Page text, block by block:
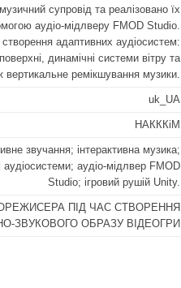
супровід та реалізовано їх
аудіо-мідлверу FMOD Studio.
адаптивних аудіосистем:
динамічні системи вітру та
вертикальне ремікшування музики.
uk_UA
НАКККіМ
звучання; інтерактивна музика;
аудіо-мідлвер FMOD
Studio; ігровий рушій Unity.
ПІД ЧАС СТВОРЕННЯ
ЗВУКОВОГО ОБРАЗУ ВІДЕОГРИ